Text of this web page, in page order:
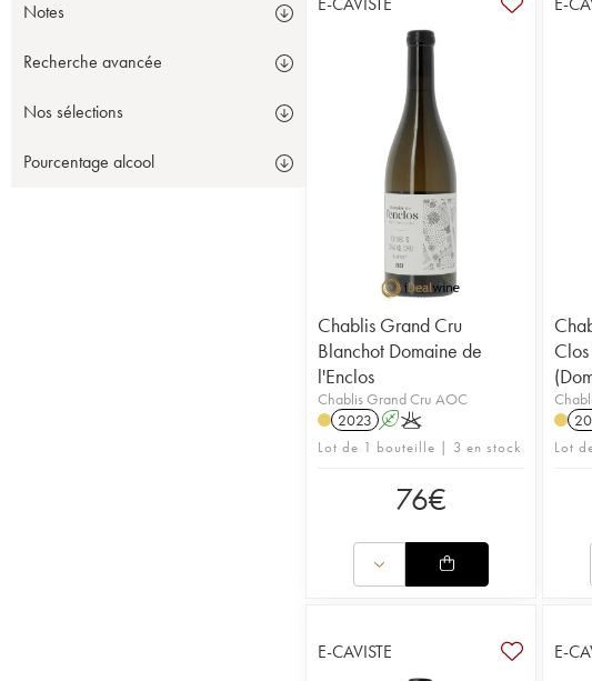
Notes
Recherche avancée
Nos sélections
Pourcentage alcool
Chablis Grand Cru
Blanchot Domaine de
l'Enclos
Chablis Grand Cru AOC
2023 AK
Lot de 1 bouteille | 3 en stock
76€
Lot
E-CAVISTE E-